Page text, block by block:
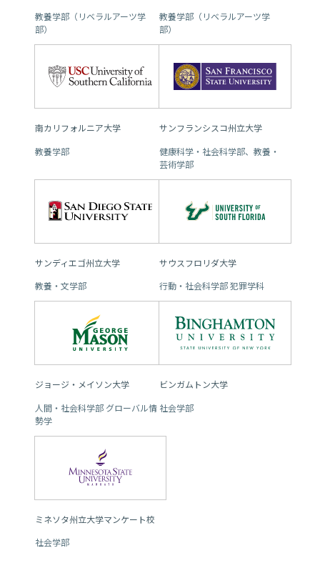
教養学部（リベラルアーツ学
部）
教養学部（リベラルアーツ学
部）
南カリフォルニア大学
教養学部
サンフランシスコ州立大学
健康科学・社会科学部、教養・
芸術学部
サンディエゴ州立大学
教養・文学部
サウスフロリダ大学
行動・社会科学部 犯罪学科
ジョージ・メイソン大学
人間・社会科学部 グローバル情
勢学
ビンガムトン大学
社会学部
ミネソタ州立大学マンケート校
社会学部